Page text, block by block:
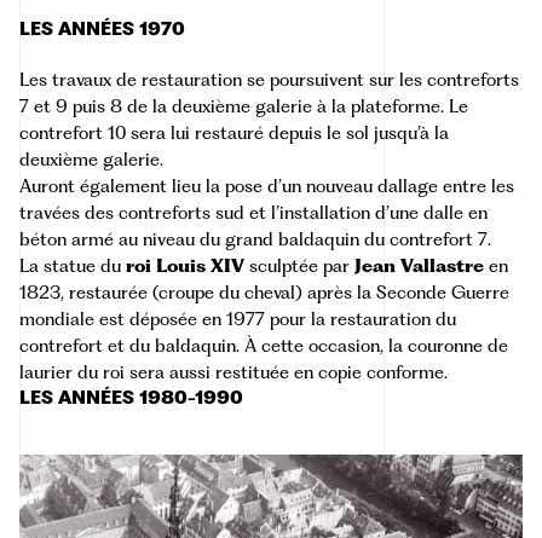
LES ANNÉES 1970
Les travaux de restauration se poursuivent sur les contreforts
7 et 9 puis 8 de la deuxième galerie à la plateforme. Le
contrefort 10 sera lui restauré depuis le sol jusqu’à la
deuxième galerie.
Auront également lieu la pose d’un nouveau dallage entre les
travées des contreforts sud et l’installation d’une dalle en
béton armé au niveau du grand baldaquin du contrefort 7.
La statue du roi Louis XIV sculptée par Jean Vallastre en
1823, restaurée (croupe du cheval) après la Seconde Guerre
mondiale est déposée en 1977 pour la restauration du
contrefort et du baldaquin. À cette occasion, la couronne de
laurier du roi sera aussi restituée en copie conforme.
LES ANNÉES 1980-1990